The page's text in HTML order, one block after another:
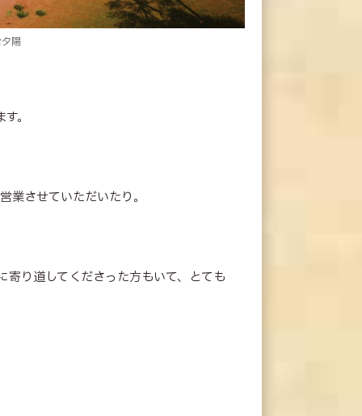
陽
。
業させていただいたり。
り道してくださった方もいて、とても